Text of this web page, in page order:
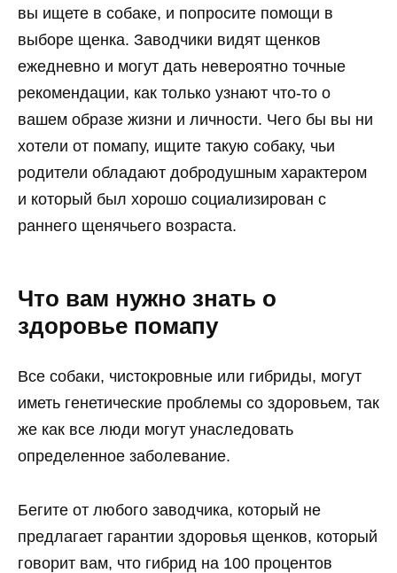
вы ищете в собаке, и попросите помощи в
выборе щенка. Заводчики видят щенков
ежедневно и могут дать невероятно точные
рекомендации, как только узнают что-то о
вашем образе жизни и личности. Чего бы вы ни
хотели от помапу, ищите такую собаку, чьи
родители обладают добродушным характером
и который был хорошо социализирован с
раннего щенячьего возраста.
Что вам нужно знать о
здоровье помапу
Все собаки, чистокровные или гибриды, могут
иметь генетические проблемы со здоровьем, так
же как все люди могут унаследовать
определенное заболевание.
Бегите от любого заводчика, который не
предлагает гарантии здоровья щенков, который
говорит вам, что гибрид на 100 процентов